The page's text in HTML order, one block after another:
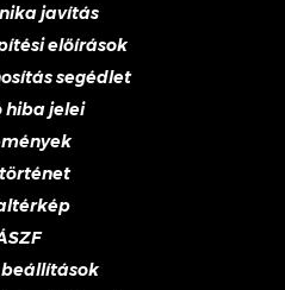
javítás
előírások
segédlet
hiba jelei
beállítások